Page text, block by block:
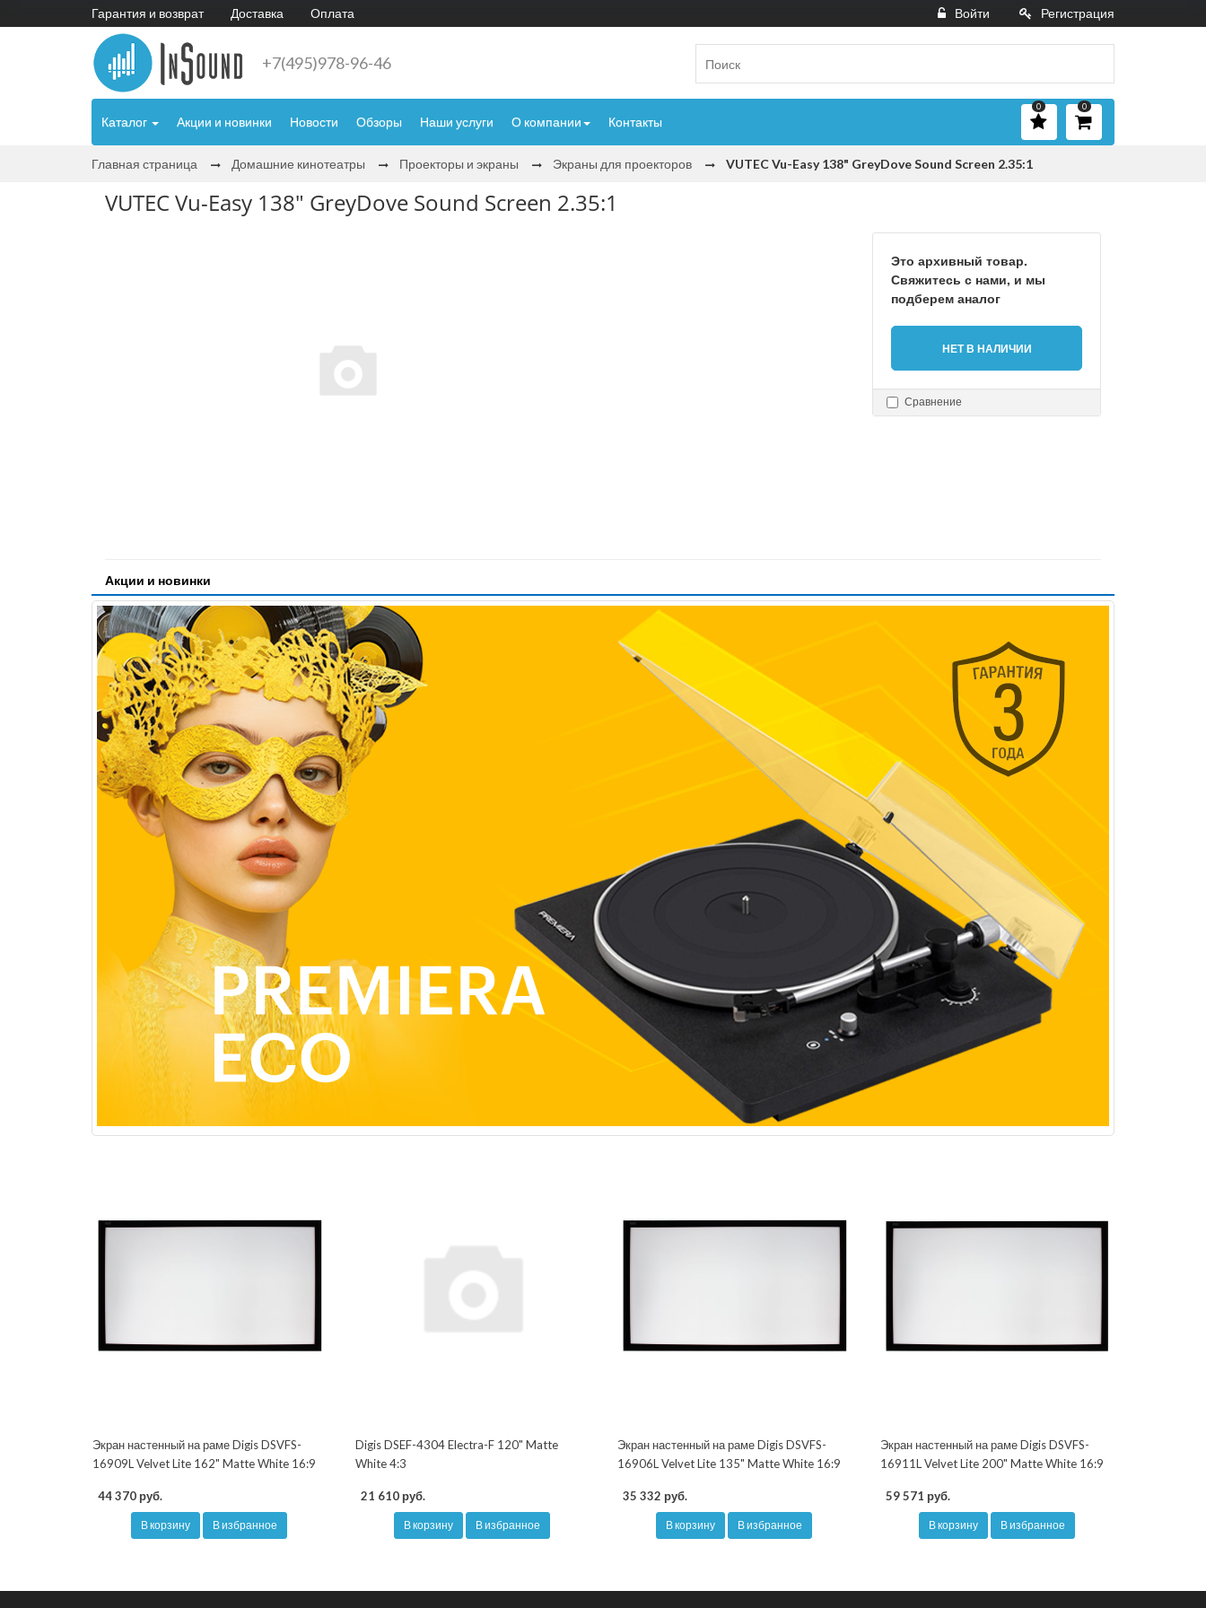
Гарантия и возврат Доставка Оплата Войти Регистрация
+7(495)978-96-46
Каталог Акции и новинки Новости Обзоры Наши услуги О компании Контакты
0
0
Главная страница Домашние кинотеатры Проекторы и экраны Экраны для проекторов VUTEC Vu-Easy 138" GreyDove Sound Screen 2.35:1
VUTEC Vu-Easy 138" GreyDove Sound Screen 2.35:1
Это архивный товар.
Свяжитесь с нами, и мы
подберем аналог
НЕТ В НАЛИЧИИ
Сравнение
Акции и новинки
Экран настенный на раме Digis DSVFS-
16909L Velvet Lite 162" Matte White 16:9
44 370 руб.
В корзину В избранное
Digis DSEF-4304 Electra-F 120" Matte
White 4:3
21 610 руб.
В корзину В избранное
Экран настенный на раме Digis DSVFS-
16906L Velvet Lite 135" Matte White 16:9
35 332 руб.
В корзину В избранное
Экран настенный на раме Digis DSVFS-
16911L Velvet Lite 200" Matte White 16:9
59 571 руб.
В корзину В избранное